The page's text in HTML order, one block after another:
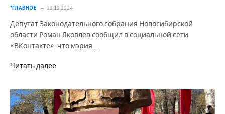
*ГЛАВНОЕ 22.12.2024
Депутат Законодательного собрания Новосибирской
области Роман Яковлев сообщил в социальной сети
«ВКонтакте», что мэрия…
Читать далее